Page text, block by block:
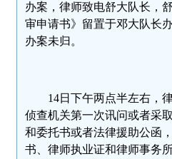
办案，律师致电舒大队长，
审申请书》留置于邓大队长
办案未归。
14日下午两点半左右，
侦查机关第一次讯问或者采
和委托书或者法律援助公函
书、律师执业证和律师事务